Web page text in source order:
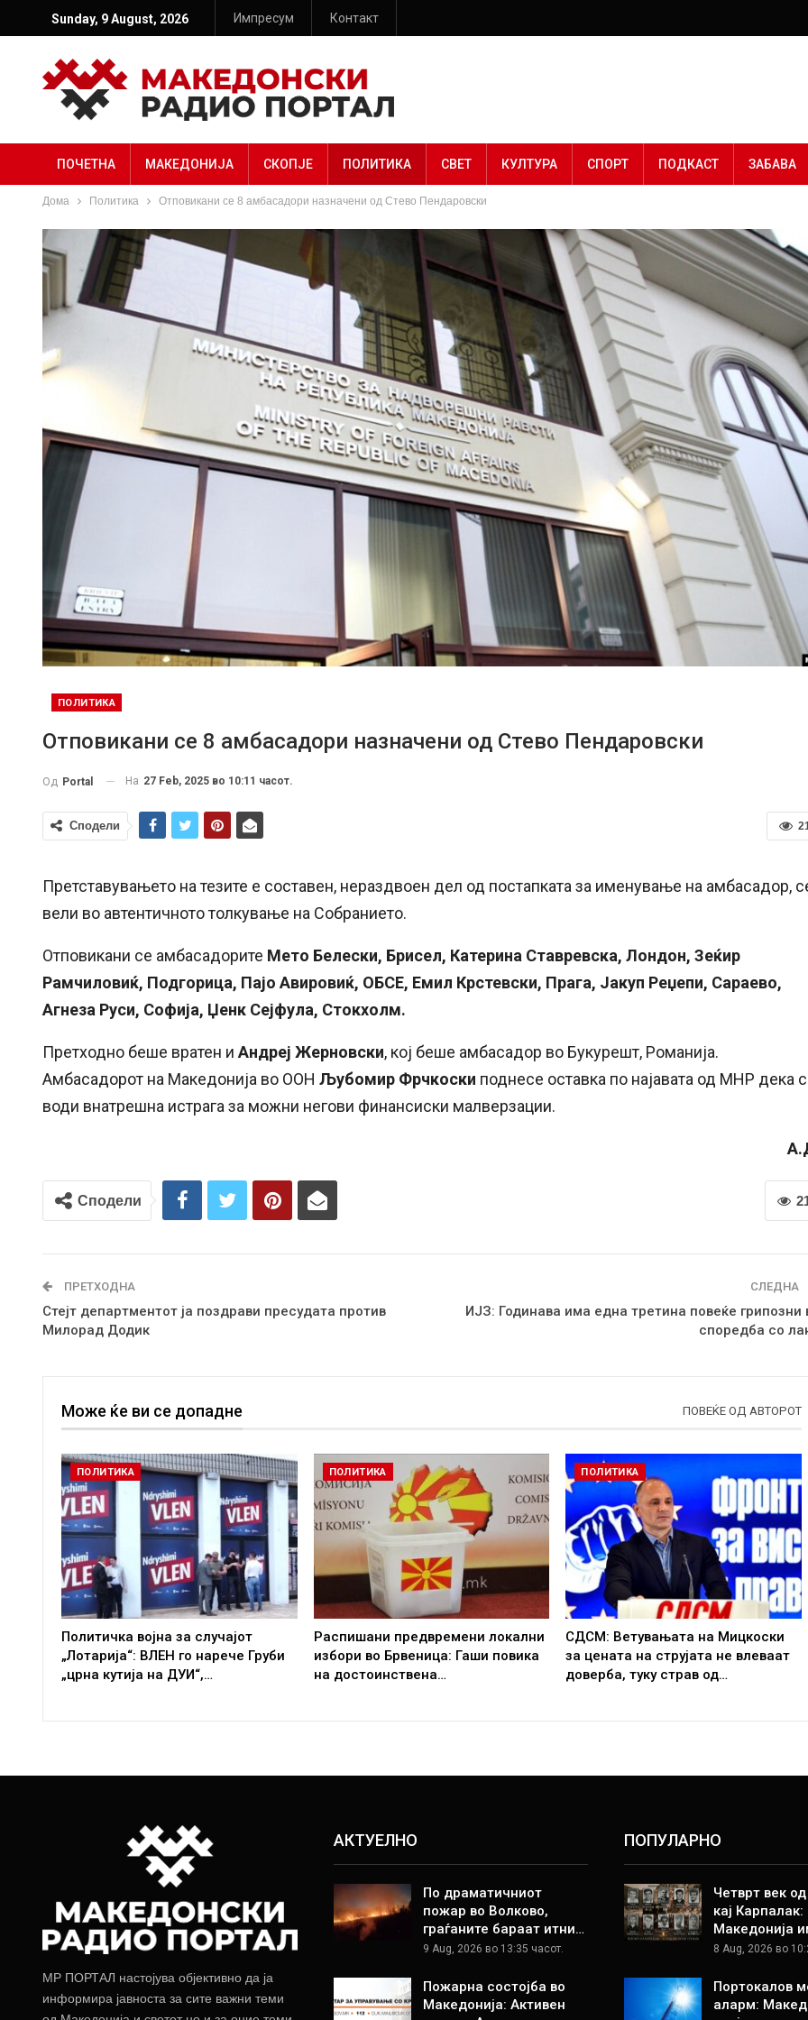
Sunday, 9 August, 2026 Импресум Контакт
ПОЧЕТНА МАКЕДОНИЈА СКОПЈЕ ПОЛИТИКА СВЕТ КУЛТУРА СПОРТ ПОДКАСТ ЗАБАВА
Дома Политика Отповикани се 8 амбасадори назначени од Стево Пендаровски
ПОЛИТИКА
Отповикани се 8 амбасадори назначени од Стево Пендаровски
Од Portal На 27 Feb, 2025 во 10:11 часот.
Сподели
Претставувањето на тезите е составен, нераздвоен дел од постапката за именување на амбасадор,
вели во автентичното толкување на Собранието.
Отповикани се амбасадорите Мето Белески, Брисел, Катерина Ставревска, Лондон, Зеќир
Рамчиловиќ, Подгорица, Пајо Авировиќ, ОБСЕ, Емил Крстевски, Прага, Јакуп Реџепи, Сараево,
Агнеза Руси, Софија, Џенк Сејфула, Стокхолм.
Претходно беше вратен и Андреј Жерновски, кој беше амбасадор во Букурешт, Романија.
Амбасадорот на Македонија во ООН Љубомир Фрчкоски поднесе оставка по најавата од МНР дека
води внатрешна истрага за можни негови финансиски малверзации.
Сподели
ПРЕТХОДНА
Стејт департментот ја поздрави пресудата против
Милорад Додик
СЛЕДНА
ИЈЗ: Годинава има една третина повеќе грипозни
споредба со
Може ќе ви се допадне ПОВЕЌЕ ОД АВТОРОТ
ПОЛИТИКА
Политичка војна за случајот
„Лотарија“: ВЛЕН го нарече Груби
„црна кутија на ДУИ“,…
ПОЛИТИКА
Распишани предвремени локални
избори во Брвеница: Гаши повика
на достоинствена…
ПОЛИТИКА
СДСМ: Ветувањата на Мицкоски
за цената на струјата не влеваат
доверба, туку страв од…
МР ПОРТАЛ настојува објективно да ја
информира јавноста за сите важни теми
АКТУЕЛНО
По драматичниот
пожар во Волково,
граѓаните бараат итни…
9 Aug, 2026 во 13:35 часот.
Пожарна состојба во
Македонија: Активен
ПОПУЛАРНО
Четврт век
кај Карпалак:
Македонија
8 Aug, 2026 во
Портокалов
аларм: